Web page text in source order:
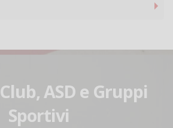
Club, ASD e Gruppi
Sportivi